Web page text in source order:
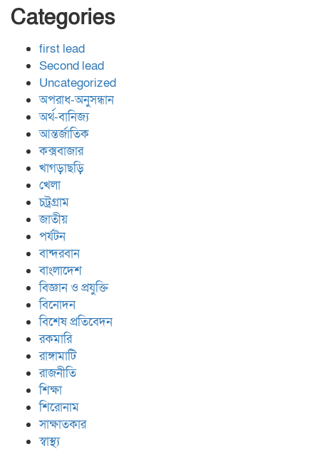
Categories
first lead
Second lead
Uncategorized
অপরাধ-অনুসন্ধান
অর্থ-বানিজ্য
আন্তর্জাতিক
কক্সবাজার
খাগড়াছড়ি
খেলা
চট্রগ্রাম
জাতীয়
পর্যটন
বান্দরবান
বাংলাদেশ
বিজ্ঞান ও প্রযুক্তি
বিনোদন
বিশেষ প্রতিবেদন
রকমারি
রাঙ্গামাটি
রাজনীতি
শিক্ষা
শিরোনাম
সাক্ষাতকার
স্বাস্থ্য